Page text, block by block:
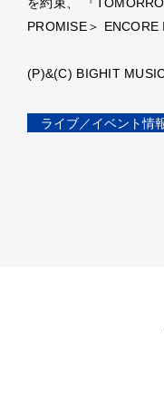
PROMISE＞ ENCORE
(P)&(C) BIGHIT
ライブ／イベント情